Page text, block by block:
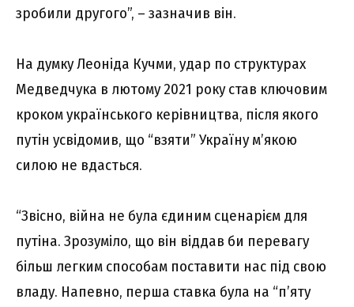
зробили другого”, – зазначив він.
На думку Леоніда Кучми, удар по структурах
Медведчука в лютому 2021 року став ключовим
кроком українського керівництва, після якого
путін усвідомив, що “взяти” Україну м’якою
силою не вдасться.
“Звісно, війна не була єдиним сценарієм для
путіна. Зрозуміло, що він віддав би перевагу
більш легким способам поставити нас під свою
владу. Напевно, перша ставка була на “п’яту